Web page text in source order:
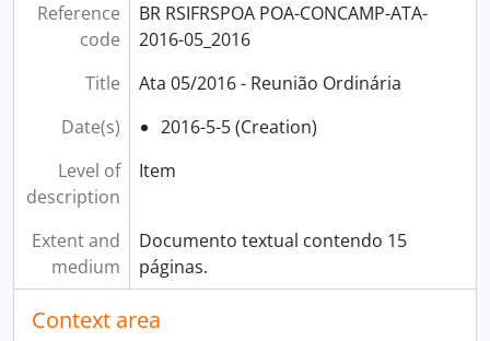
Reference
code
BR RSIFRSPOA POA-CONCAMP-ATA-
2016-05_2016
Title
Ata 05/2016 - Reunião Ordinária
Date(s)
2016-5-5 (Creation)
Level of
description
Item
Extent and
medium
Documento textual contendo 15
páginas.
Context area